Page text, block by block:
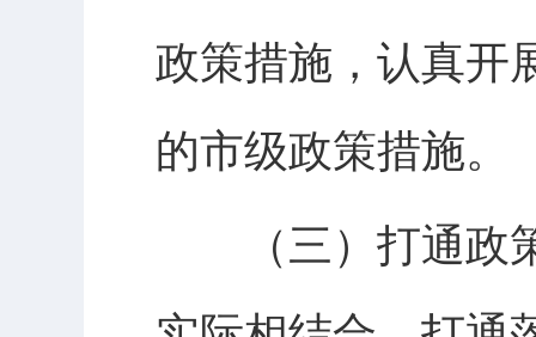
政策措施，认真开
的市级政策措施。
（三）打通政策